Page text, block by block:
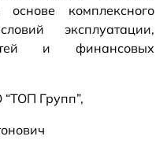
комплексного
эксплуатации,
и финансовых
Групп”,